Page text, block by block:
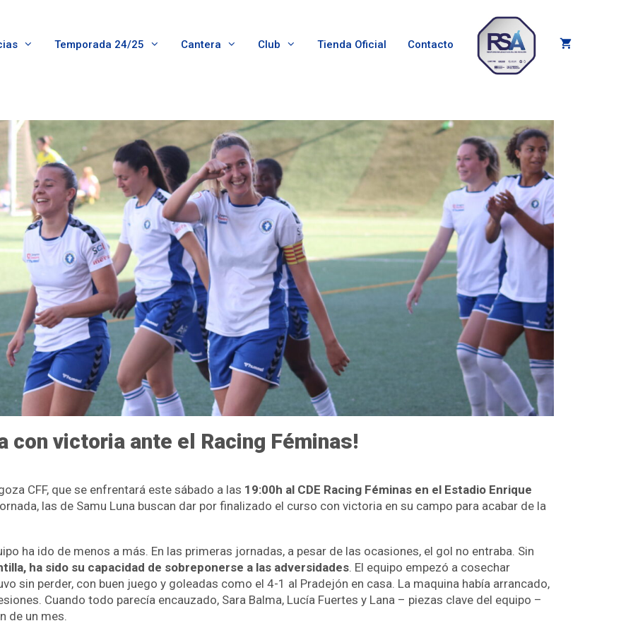
Temporada 24/25 Cantera Club Tienda Oficial Contacto
con victoria ante el Racing Féminas!
CFF, que se enfrentará este sábado a las 19:00h al CDE Racing Féminas en el Estadio Enrique
las de Samu Luna buscan dar por finalizado el curso con victoria en su campo para acabar de la
ha ido de menos a más. En las primeras jornadas, a pesar de las ocasiones, el gol no entraba. Sin
ha sido su capacidad de sobreponerse a las adversidades. El equipo empezó a cosechar
sin perder, con buen juego y goleadas como el 4-1 al Pradejón en casa. La maquina había arrancado,
Cuando todo parecía encauzado, Sara Balma, Lucía Fuertes y Lana – piezas clave del equipo –
de un mes.